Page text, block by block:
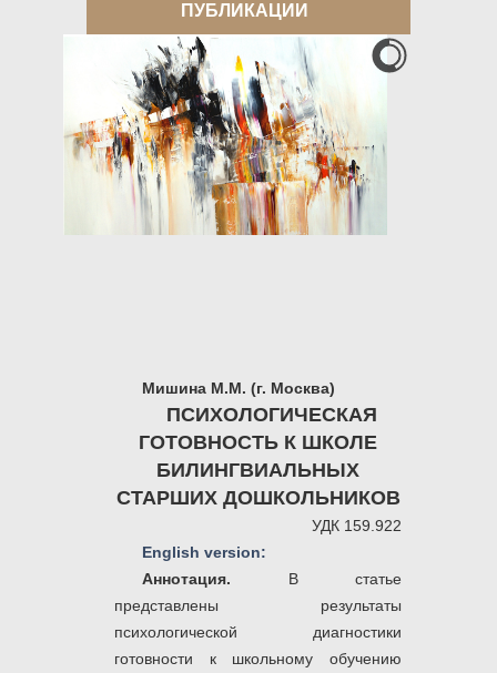
ПУБЛИКАЦИИ
Мишина М.М. (г. Москва)
ПСИХОЛОГИЧЕСКАЯ
ГОТОВНОСТЬ К ШКОЛЕ
БИЛИНГВИАЛЬНЫХ
СТАРШИХ ДОШКОЛЬНИКОВ
УДК 159.922
English version:
Аннотация. В статье
представлены результаты
психологической диагностики
готовности к школьному обучению